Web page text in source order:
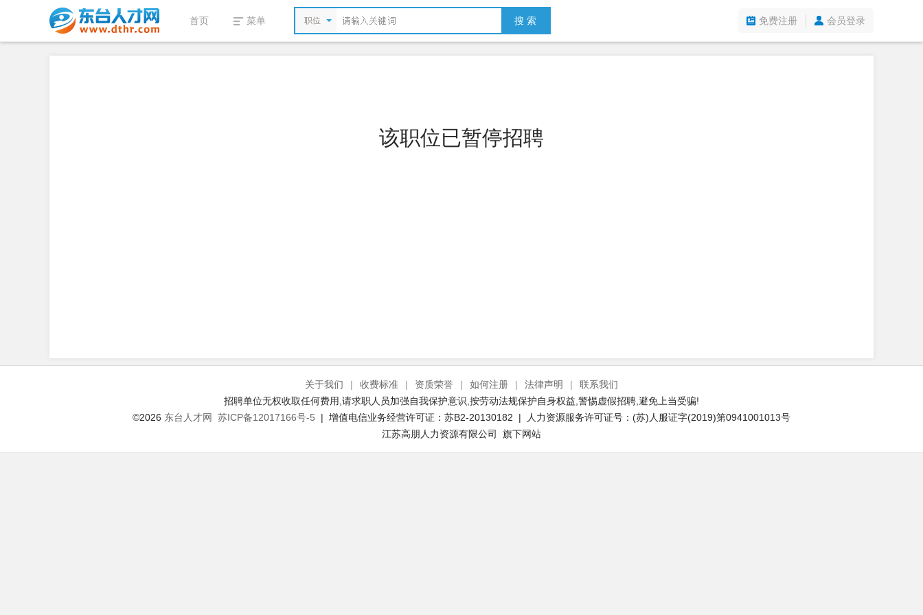
首页 菜单 职位 搜 索 免费注册 会员登录
该职位已暂停招聘
关于我们 | 收费标准 | 资质荣誉 | 如何注册 | 法律声明 |
联系我们
招聘单位无权收取任何费用,请求职人员加强自我保护意识,按劳动法规保护自身权益,警惕虚假招聘,避免上当受骗!
©2026 东台人才网 苏ICP备12017166号-5 | 增值电信业务经营许可证：苏B2-20130182 | 人力资源服务许可证号：(苏)人服证字(2019)第0941001013号
江苏高朋人力资源有限公司 旗下网站